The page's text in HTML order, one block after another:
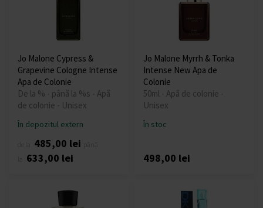
Jo Malone Cypress &
Grapevine Cologne Intense
Apa de Colonie
De la % - până la %s - Apă
de colonie - Unisex
În depozitul extern
485,00 lei
633,00 lei
Jo Malone Myrrh & Tonka
Intense New Apa de
Colonie
50ml - Apă de colonie -
Unisex
În stoc
498,00 lei